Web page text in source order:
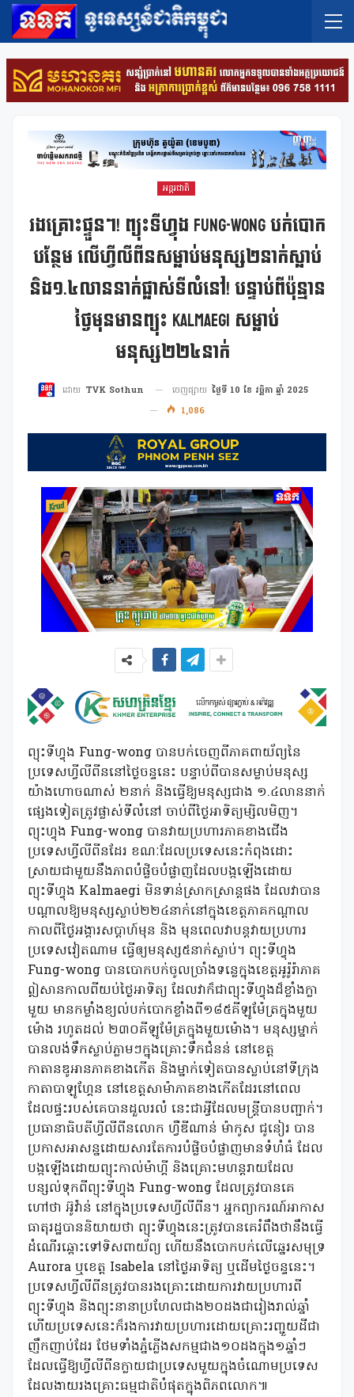
អន្តរជាតិ
រងគ្រោះផ្ទួនៗ! ព្យុះទីហ្វុង Fung-Wong បក់បោក
បន្ថែម លើហ្វីលីពីនសម្លាប់មនុស្ស២នាក់ស្លាប់
និង១.៤លាននាក់ផ្លាស់ទីលំនៅ! បន្ទាប់ពីប៉ុន្មាន
ថ្ងៃមុនមានព្យុះ Kalmaegi សម្លាប់
មនុស្ស២២៤នាក់
ដោយ TVK Sothun ចេញផ្សាយ ថ្ងៃទី 10 ខែ វច្ឆិកា ឆ្នាំ 2025
1,086
ព្យុះទីហ្វុង Fung-wong បានបក់ចេញពីភាគពាយ័ព្យនៃ
ប្រទេសហ្វីលីពីននៅថ្ងៃចន្ទនេះ បន្ទាប់ពីបានសម្លាប់មនុស្ស
យ៉ាងហោចណាស់ ២នាក់ និងធ្វើឱ្យមនុស្សជាង ១.៤លាននាក់
ផ្សេងទៀតត្រូវផ្លាស់ទីលំនៅ ចាប់ពីថ្ងៃអាទិត្យម្សិលមិញ។
ព្យុះហ្វុង Fung-wong បានវាយប្រហារភាគខាងជើង
ប្រទេសហ្វីលីពីនដែរ ខណៈដែលប្រទេសនេះកំពុងដោះ
ស្រាយជាមួយនឹងភាពបំផ្លិចបំផ្លាញដែលបង្កឡើងដោយ
ព្យុះទីហ្វុង Kalmaegi មិនទាន់ស្រាកស្រាន្តផង ដែលវាបាន
បណ្តាលឱ្យមនុស្សស្លាប់២២៤នាក់នៅក្នុងខេត្តភាគកណ្តាល
កាលពីថ្ងៃអង្គារសប្តាហ៍មុន និង មុនពេលវាបន្តវាយប្រហារ
ប្រទេសវៀតណាម ធ្វើឲ្យមនុស្ស៥នាក់ស្លាប់។ ព្យុះទីហ្វុង
Fung-wong បានបោកបក់ចូលច្រាំងទន្លេក្នុងខេត្តអូរ៉ូរ៉ាភាគ
ឦសានកាលពីយប់ថ្ងៃអាទិត្យ ដែលវាក៏ជាព្យុះទីហ្វុងដ៏ខ្លាំងក្លា
មួយ មានកម្លាំងខ្យល់បក់បោកខ្លាំងពី១៨៥គីឡូម៉ែត្រក្នុងមួយ
ម៉ោង រហូតដល់ ២៣០គីឡូម៉ែត្រក្នុងមួយម៉ោង។ មនុស្សម្នាក់
បានលង់ទឹកស្លាប់ភ្លាមៗក្នុងគ្រោះទឹកជំនន់ នៅខេត្ត
កាតានឌូអានភាគខាងកើត និងម្នាក់ទៀតបានស្លាប់នៅទីក្រុង
កាតាបាឡូហ្គែន នៅខេត្តសាម៉ាភាគខាងកើតដែរនៅពេល
ដែលផ្ទះរបស់គេបានដួលរលំ នេះជាអ្វីដែលមន្ត្រីបានបញ្ជាក់។
ប្រធានាធិបតីហ្វីលីពីនលោក ហ្វឺឌីណាន់ ម៉ាកូស ជូនៀរ បាន
ប្រកាសអាសន្នដោយសារតែការបំផ្លិចបំផ្លាញមានទំហំធំ ដែល
បង្កឡើងដោយព្យុះកាល់ម៉ាហ្គី និងគ្រោះមហន្តរាយដែល
បន្សល់ទុកពីព្យុះទីហ្វុង Fung-wong ដែលត្រូវបានគេ
ហៅថា អ៊ូវ៉ាន់ នៅក្នុងប្រទេសហ្វីលីពីន។ អ្នកព្យាករណ៍អាកាស
ធាតុរដ្ឋបាននិយាយថា ព្យុះទីហ្វុងនេះត្រូវបានគេរំពឹងថានឹងធ្វើ
ដំណើរឆ្ពោះទៅទិសពាយ័ព្យ ហើយនឹងបោកបក់លើឆ្នេរសមុទ្រ
Aurora ឬខេត្ត Isabela នៅថ្ងៃអាទិត្យ ឬដើមថ្ងៃចន្ទនេះ។
ប្រទេសហ្វីលីពីនត្រូវបានរងគ្រោះដោយការវាយប្រហារពី
ព្យុះទីហ្វុង និងព្យុះនានាប្រហែលជាង២០ដងជារៀងរាល់ឆ្នាំ
ហើយប្រទេសនេះក៏រងការវាយប្រហារដោយគ្រោះរញ្ជួយដីជា
ញឹកញាប់ដែរ ថែមទាំងភ្នំភ្លើងសកម្មជាង១០ដងក្នុង១ឆ្នាំៗ
ដែលធ្វើឱ្យហ្វីលីពីនក្លាយជាប្រទេសមួយក្នុងចំណោមប្រទេស
ដែលងាយរងគ្រោះធម្មជាតិបំផុតក្នុងពិភពលោក៕